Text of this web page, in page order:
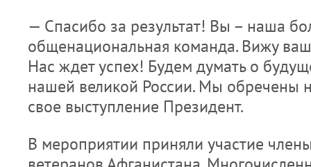
— Спасибо за результат! Вы – наша
общенациональная команда. Вижу
Нас ждет успех! Будем думать о
нашей великой России. Мы обречены
свое выступление Президент.
В мероприятии приняли участие